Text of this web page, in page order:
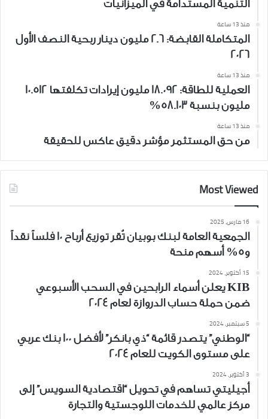
التنمية المستدامة في الميزانيات
منذ 13 ساعة
المتكاملة القابضة: 2.6 مليون دينار ربحية النصف الأول
2026
منذ 13 ساعة
العملية للطاقة: 18.092 مليون إيرادات تكلفتها 10.512
مليون بنسبة 58.103%
منذ 13 ساعة
من حق المستثمر مؤشر دقيق عاكس للحقيقة
Most Viewed
16 مارس، 2025
الجمعية العامة لبنك بوبيان تُقر توزيع أرباح 10 فلساً نقداً
و5% أسهم منحة
15 أكتوبر، 2024
KIB يعلن أسماء الرابحين في السحب الأسبوعي
ضمن حملة حساب الدروازة لعام 2024
5 سبتمبر، 2024
“الوطني” يتصدر قائمة “ذي بانكر” لأفضل 100 بنك عربي
على مستوى الكويت للعام 2024
3 أكتوبر، 2024
أجيليتي تساهم في تحويل “اقتصادية السويس” إلى
مركز عالمي للخدمات اللوجستية والتجارة